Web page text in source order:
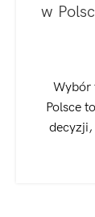
w
Wybór
Polsce
decyzji,